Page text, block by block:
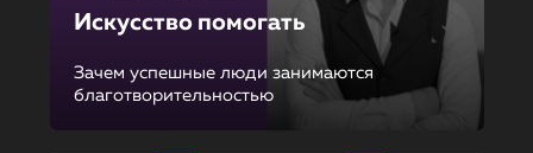
Искусство помогать
Зачем успешные люди занимаются
благотворительностью